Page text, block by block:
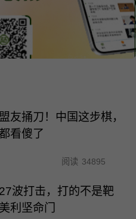
友捅刀！中国这步棋，
看傻了
阅读 34895
波打击，打的不是靶
利坚命门